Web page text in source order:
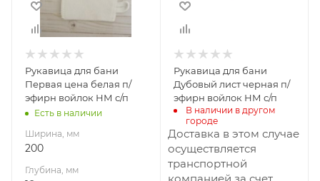
100
Производитель
мануфактура
ООО
Рукавица для бани
Первая цена белая п/
эфирн войлок НМ с/п
Есть в наличии
Ширина, мм
200
Глубина, мм
Никитинская
мануфактура
Рукавица для бани
Дубовый лист черная п/
эфирн войлок НМ с/п
В наличии в другом
городе
Доставка в этом случае
осуществляется
транспортной